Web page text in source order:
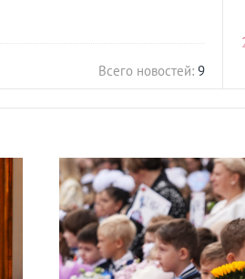
Всего новостей: 9